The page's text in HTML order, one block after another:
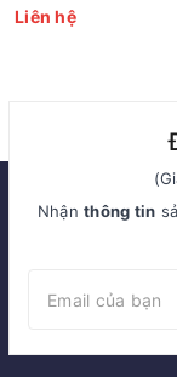
Liên hệ
Nhậnthông tin